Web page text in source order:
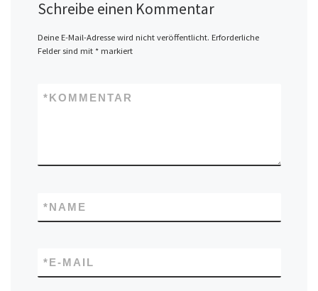
Schreibe einen Kommentar
Deine E-Mail-Adresse wird nicht veröffentlicht. Erforderliche
Felder sind mit *markiert
KOMMENTAR
*
NAME
*
E-MAIL
*